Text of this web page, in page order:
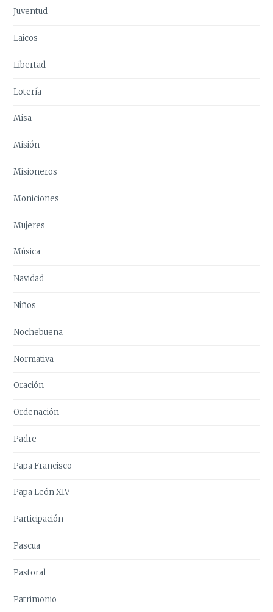
Juventud
Laicos
Libertad
Lotería
Misa
Misión
Misioneros
Moniciones
Mujeres
Música
Navidad
Niños
Nochebuena
Normativa
Oración
Ordenación
Padre
Papa Francisco
Papa León XIV
Participación
Pascua
Pastoral
Patrimonio